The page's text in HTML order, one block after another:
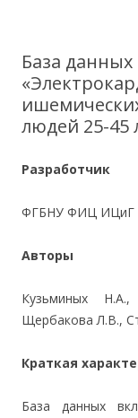
База данных
людей 25-
Разработчик
ФГБНУ ФИЦ ИЦиГ
Авторы
Кузьминых
Щербакова Л.В.,
Краткая
База данных